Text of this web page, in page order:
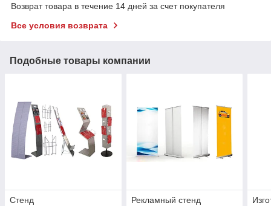
Возврат товара в течение 14 дней за счет покупателя
Все условия возврата
Подобные товары компании
Стенд Рекламный стенд